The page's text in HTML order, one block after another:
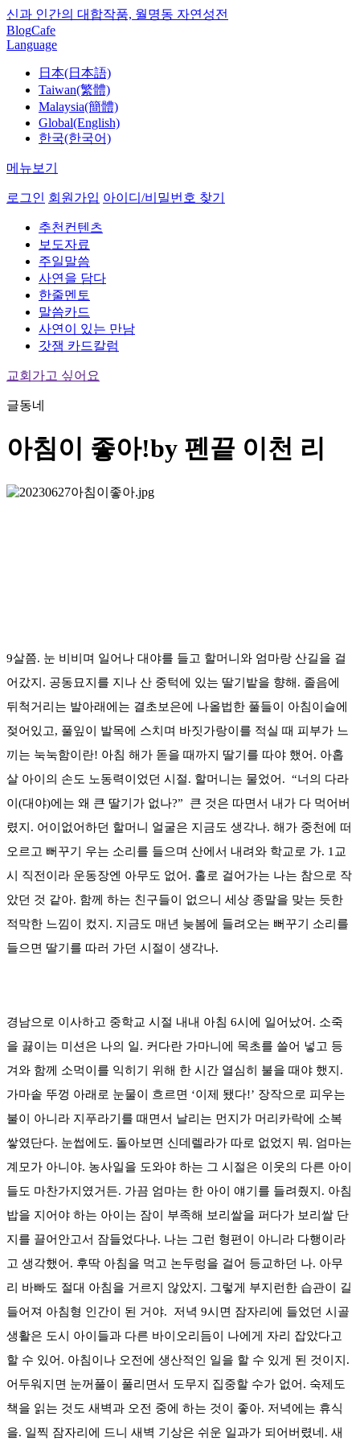
신과 인간의 대합작품, 월명동 자연성전
BlogCafe
Language
日本(日本語)
Taiwan(繁體)
Malaysia(簡體)
Global(English)
한국(한국어)
메뉴보기
로그인 회원가입 아이디/비밀번호 찾기
추천컨텐츠
보도자료
주일말씀
사연을 담다
한줄멘토
말씀카드
사연이 있는 만남
갓잼 카드칼럼
교회가고 싶어요
글동네
아침이 좋아!by 펜끝 이천 리
9살쯤. 눈 비비며 일어나 대야를 들고 할머니와 엄마랑 산길을 걸
어갔지. 공동묘지를 지나 산 중턱에 있는 딸기밭을 향해. 졸음에
뒤척거리는 발아래에는 결초보은에 나올법한 풀들이 아침이슬에
젖어있고, 풀잎이 발목에 스치며 바짓가랑이를 적실 때 피부가 느
끼는 눅눅함이란! 아침 해가 돋을 때까지 딸기를 따야 했어. 아홉
살 아이의 손도 노동력이었던 시절. 할머니는 물었어. “너의 다라
이(대야)에는 왜 큰 딸기가 없나?” 큰 것은 따면서 내가 다 먹어버
렸지. 어이없어하던 할머니 얼굴은 지금도 생각나. 해가 중천에 떠
오르고 뻐꾸기 우는 소리를 들으며 산에서 내려와 학교로 가. 1교
시 직전이라 운동장엔 아무도 없어. 홀로 걸어가는 나는 참으로 작
았던 것 같아. 함께 하는 친구들이 없으니 세상 종말을 맞는 듯한
적막한 느낌이 컸지. 지금도 매년 늦봄에 들려오는 뻐꾸기 소리를
들으면 딸기를 따러 가던 시절이 생각나.
경남으로 이사하고 중학교 시절 내내 아침 6시에 일어났어. 소죽
을 끓이는 미션은 나의 일. 커다란 가마니에 목초를 쓸어 넣고 등
겨와 함께 소먹이를 익히기 위해 한 시간 열심히 불을 때야 했지.
가마솥 뚜껑 아래로 눈물이 흐르면 ‘이제 됐다!’ 장작으로 피우는
불이 아니라 지푸라기를 때면서 날리는 먼지가 머리카락에 소복
쌓였단다. 눈썹에도. 돌아보면 신데렐라가 따로 없었지 뭐. 엄마는
계모가 아니야. 농사일을 도와야 하는 그 시절은 이웃의 다른 아이
들도 마찬가지였거든. 가끔 엄마는 한 아이 얘기를 들려줬지. 아침
밥을 지어야 하는 아이는 잠이 부족해 보리쌀을 퍼다가 보리쌀 단
지를 끌어안고서 잠들었다나. 나는 그런 형편이 아니라 다행이라
고 생각했어. 후딱 아침을 먹고 논두렁을 걸어 등교하던 나. 아무
리 바빠도 절대 아침을 거르지 않았지. 그렇게 부지런한 습관이 길
들어져 아침형 인간이 된 거야. 저녁 9시면 잠자리에 들었던 시골
생활은 도시 아이들과 다른 바이오리듬이 나에게 자리 잡았다고
할 수 있어. 아침이나 오전에 생산적인 일을 할 수 있게 된 것이지.
어두워지면 눈꺼풀이 풀리면서 도무지 집중할 수가 없어. 숙제도
책을 읽는 것도 새벽과 오전 중에 하는 것이 좋아. 저녁에는 휴식
을. 일찍 잠자리에 드니 새벽 기상은 쉬운 일과가 되어버렸네. 새